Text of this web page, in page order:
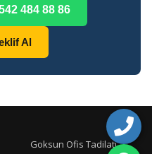
484 88 86
Al
Goksun Ofis Tadilati